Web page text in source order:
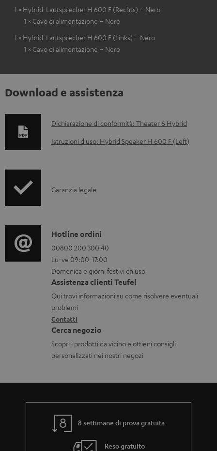
1 × Hybrid-Lautsprecher H 600 F (Rechts) – Nero
1 × Cavo di alimentazione – Nero
1 × Hybrid-Lautsprecher H 600 F (Links) – Nero
1 × Cavo di alimentazione – Nero
Download e assistenza
D
o
e
i
s
c
a
r
i
c
a
b
l
i
Dichiarazione di conformità: Theater 6 Hybrid
Istruzioni d'uso: Hybrid Speaker H 600 F (Left)
I
o
r
m
a
z
i
o
n
i
Garanzia legale
C
o
n
t
a
t
t
i
Hotline ordini
00800 200 300 40
Lu-ve 09:00-17:00
Domenica e giorni festivi chiuso
Assistenza clienti Teufel
Qui trovi informazioni su come risolvere eventuali
problemi
Contatti
Cerca negozio
Scopri i prodotti da vicino e ottieni consigli
personalizzati nei nostri negozi
8 settimane di prova gratuita
Reso gratuito